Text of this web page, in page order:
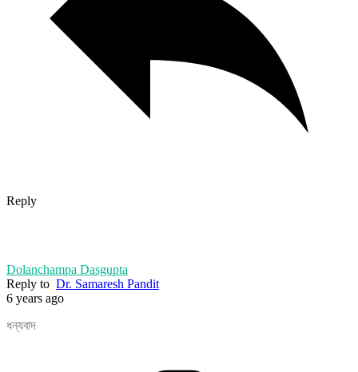
Reply
Dolanchampa Dasgupta
Reply to Dr. Samaresh Pandit
6 years ago
ধন্যবাদ